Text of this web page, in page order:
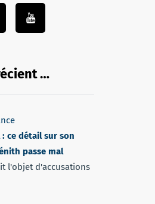
…
ce détail sur son
passe mal
l'objet d'accusations